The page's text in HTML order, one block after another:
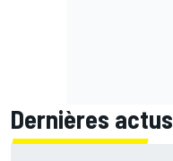
Dernières actus